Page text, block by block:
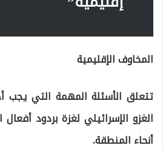
المخاوف الإقليمية
تتعلق الأسئلة المهمة التي يجب
الغزو الإسرائيلي لغزة بردود
أنحاء المنطقة.